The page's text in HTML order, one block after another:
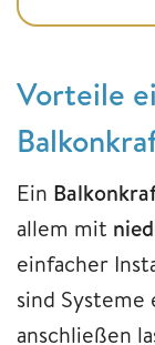
Vorteile
Ein
allem mit
einfacher
sind
anschließen